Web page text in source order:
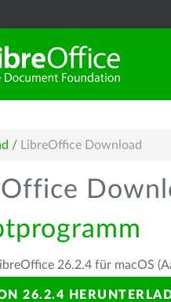
/ LibreOffice Download
26.2.4 für macOS
26.2.4